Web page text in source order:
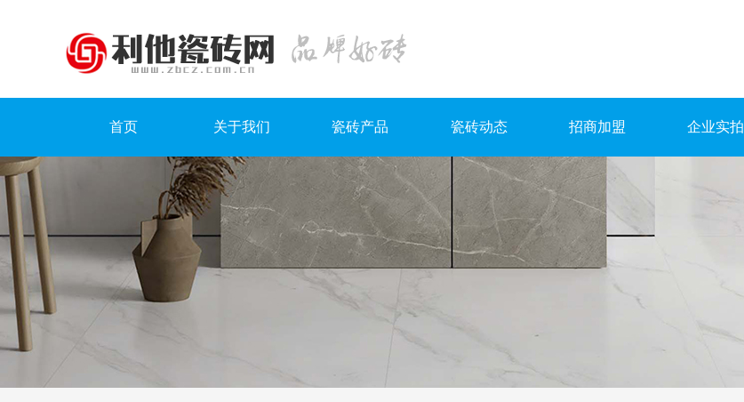
首页 关于我们 瓷砖产品 瓷砖动态 招商加盟 企业实拍